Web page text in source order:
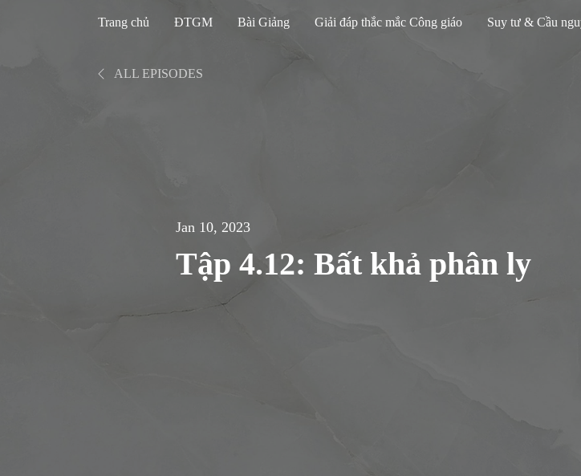
Trang chủ ĐTGM Bài Giảng Giải đáp thắc mắc Công giáo Suy tư & Cầu
ALL EPISODES
Jan 10, 2023
Tập 4.12: Bất khả phân ly